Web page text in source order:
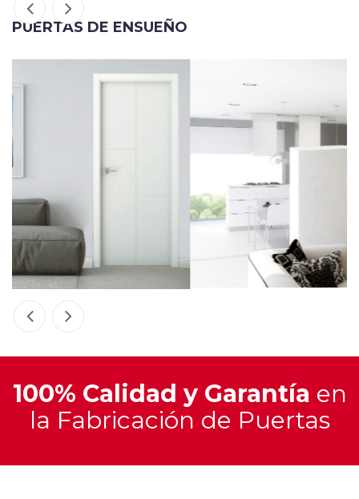
PUERTAS DE ENSUEÑO
100% Calidad y Garantía en
la Fabricación de Puertas